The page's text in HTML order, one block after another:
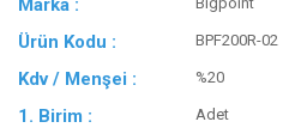
Marka :
Ürün Kodu : BPF200R-02
Kdv / Menşei : %20
1. Birim : Adet